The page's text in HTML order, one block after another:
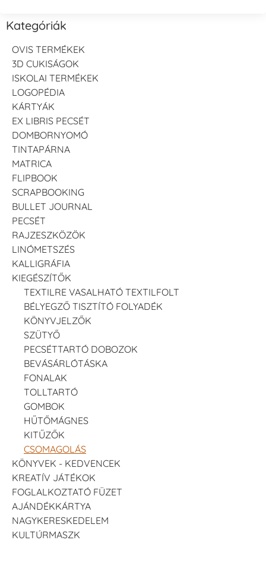
Kategóriák
OVIS TERMÉKEK
3D CUKISÁGOK
ISKOLAI TERMÉKEK
LOGOPÉDIA
KÁRTYÁK
EX LIBRIS PECSÉT
DOMBORNYOMÓ
TINTAPÁRNA
MATRICA
FLIPBOOK
SCRAPBOOKING
BULLET JOURNAL
PECSÉT
RAJZESZKÖZÖK
LINÓMETSZÉS
KALLIGRÁFIA
KIEGÉSZÍTŐK
TEXTILRE VASALHATÓ TEXTILFOLT
BÉLYEGZŐ TISZTÍTÓ FOLYADÉK
KÖNYVJELZŐK
SZÜTYŐ
PECSÉTTARTÓ DOBOZOK
BEVÁSÁRLÓTÁSKA
FONALAK
TOLLTARTÓ
GOMBOK
HŰTŐMÁGNES
KITŰZŐK
CSOMAGOLÁS
KÖNYVEK - KEDVENCEK
KREATÍV JÁTÉKOK
FOGLALKOZTATÓ FÜZET
AJÁNDÉKKÁRTYA
NAGYKERESKEDELEM
KULTÚRMASZK